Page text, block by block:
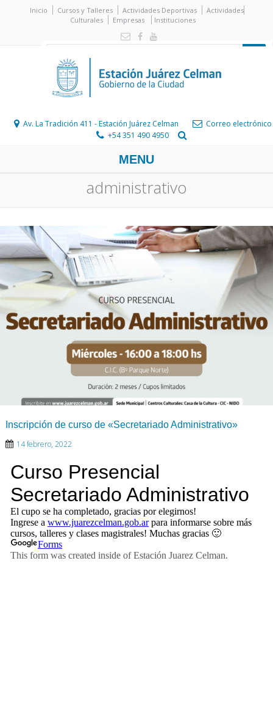
Inicio Cursos y Talleres Actividades Deportivas
Actividades
Culturales
Empresas Instituciones
Av. La Tradición 411 - Estación Juárez Celman
Correo electrónico
+54 351 490 4950
MENU
administrativo
Inscripción de curso de «Secretariado Administrativo»
14 febrero, 2022